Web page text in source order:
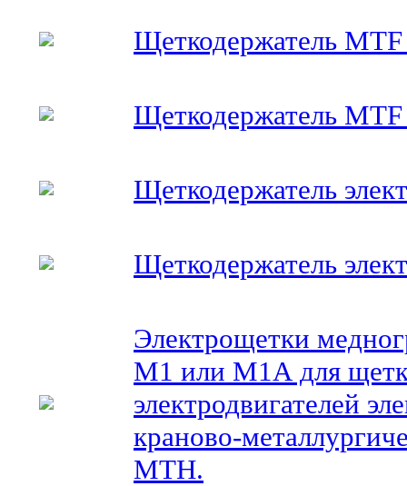
Щеткодержатель
Щеткодержатель
Щеткодержатель
Щеткодержатель
Электрощетки
М1 или М1А для
электродвигателей
краново-
MTH.